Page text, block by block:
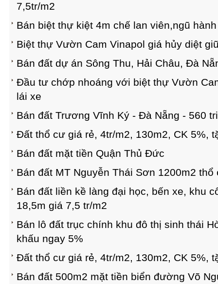
7,5tr/m2
Bán biệt thự kiệt 4m chế lan viên,ngũ
Biệt thự Vườn Cam Vinapol giá hủy diệt
Bán đất dự án Sông Thu, Hải Châu, Đà
Đầu tư chớp nhoáng với biệt thự Vườn
lái xe
Bán đất Trương Vĩnh Ký - Đà Nẵng - 560
Đất thổ cư giá rẻ, 4tr/m2, 130m2, CK 5%,
Bán đất mặt tiền Quận Thủ Đức
Bán đất MT Nguyễn Thái Sơn 1200m2
Bán đất liền kề làng đại học, bến xe, khu
18,5m giá 7,5 tr/m2
Bán lô đất trục chính khu đô thị sinh thái
khấu ngay 5%
Đất thổ cư giá rẻ, 4tr/m2, 130m2, CK 5%,
Bán đất 500m2 mặt tiền biển đường Võ